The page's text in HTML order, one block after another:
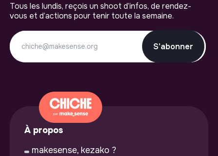
Tous les lundis, reçois un shoot d’infos, de rendez-
vous et d’actions pour tenir toute la semaine.
S'abonner
À propos
makesense, kezako ?